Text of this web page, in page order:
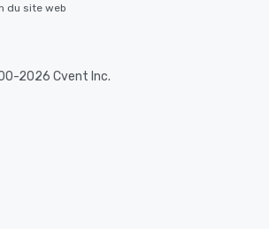
du site web
2026 Cvent Inc.